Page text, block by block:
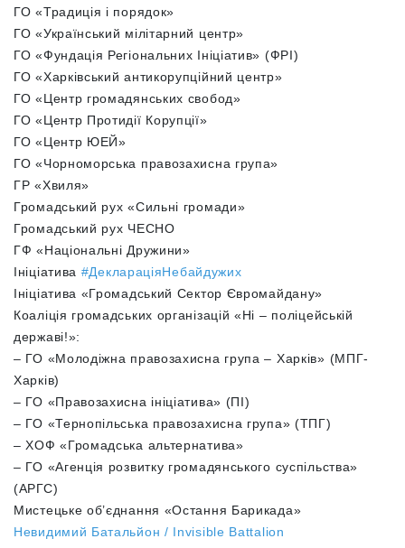
ГО «Традиція і порядок»
ГО «Український мілітарний центр»
ГО «Фундація Регіональних Ініціатив» (ФРІ)
ГО «Харківський антикорупційний центр»
ГО «Центр громадянських свобод»
ГО «Центр Протидії Корупції»
ГО «Центр ЮЕЙ»
ГО «Чорноморська правозахисна група»
ГР «Хвиля»
Громадський рух «Сильні громади»
Громадський рух ЧЕСНО
ГФ «Національні Дружини»
Ініціатива #ДеклараціяНебайдужих
Ініціатива «Громадський Сектор Євромайдану»
Коаліція громадських організацій «Ні – поліцейській
державі!»:
– ГО «Молодіжна правозахисна група – Харків» (МПГ-
Харків)
– ГО «Правозахисна ініціатива» (ПІ)
– ГО «Тернопільська правозахисна група» (ТПГ)
– ХОФ «Громадська альтернатива»
– ГО «Агенція розвитку громадянського суспільства»
(АРГС)
Мистецьке об’єднання «Остання Барикада»
Невидимий Батальйон / Invisible Battalion